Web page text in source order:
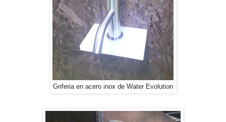
Griferia en acero inox de Water Evolution